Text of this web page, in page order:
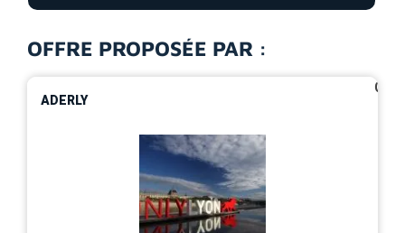
OFFRE PROPOSÉE PAR :
ADERLY
0